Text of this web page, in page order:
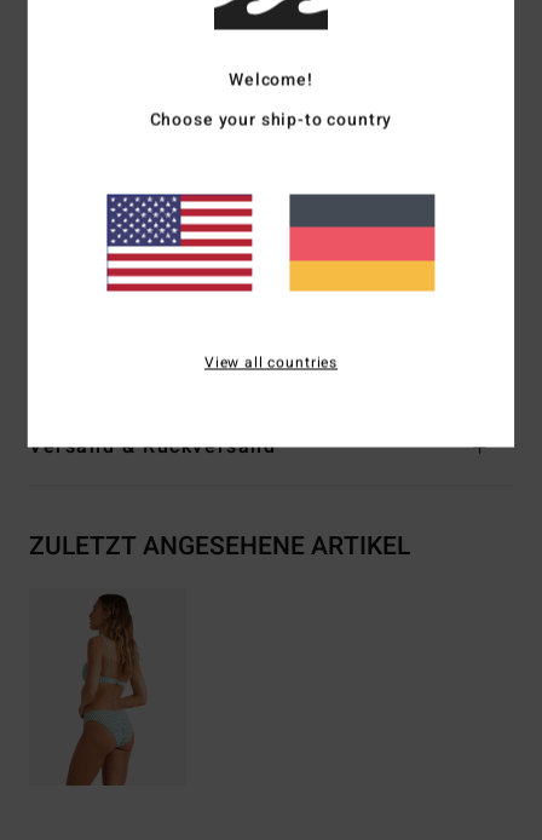
Bondi Fit
Verschluss:Feste Taille
Bedeckung:mittlere Bedeckung
Logo:Metallplakette
Nylon, 36 % Polyester, 5 % Elastan
Versand & Rückversand
ZULETZT ANGESEHENE ARTIKEL
Welcome!
Choose your ship-to country
View all countries